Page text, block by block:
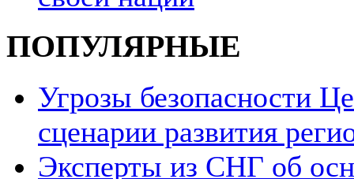
ПОПУЛЯРНЫЕ
Угрозы безопасности
сценарии развития
Эксперты из СНГ об